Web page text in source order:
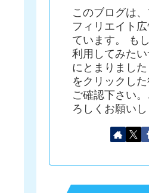
このブログは
フィリエイト
ています。 も
利用してみた
にとまりまし
をクリックし
ご確認下さい
ろしくお願いし